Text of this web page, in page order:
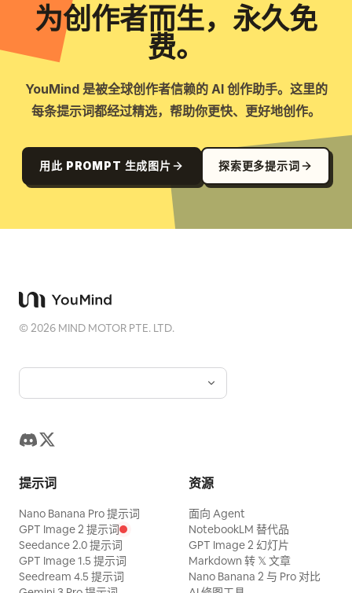
为创作者而生，永久免
费。
YouMind 是被全球创作者信赖的 AI 创作助手。这里的
每条提示词都经过精选，帮助你更快、更好地创作。
用此 PROMPT 生成图片 探索更多提示词
©2026 MIND MOTOR PTE. LTD.
提示词
Nano Banana Pro 提示词
GPT Image 2 提示词
Seedance 2.0 提示词
GPT Image 1.5 提示词
Seedream 4.5 提示词
资源
面向 Agent
NotebookLM 替代品
GPT Image 2 幻灯片
Markdown 转 𝕏 文章
Nano Banana 2 与 Pro 对比